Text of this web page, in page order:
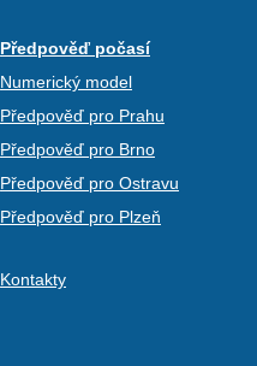
Předpověď počasí
Numerický model
Předpověď pro Prahu
Předpověď pro Brno
Předpověď pro Ostravu
Předpověď pro Plzeň
Kontakty